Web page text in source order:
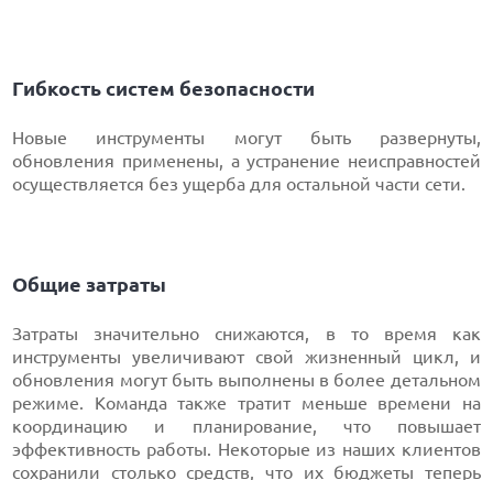
Гибкость систем безопасности
Новые инструменты могут быть развернуты,
обновления применены, а устранение неисправностей
осуществляется без ущерба для остальной части сети.
Общие затраты
Затраты значительно снижаются, в то время как
инструменты увеличивают свой жизненный цикл, и
обновления могут быть выполнены в более детальном
режиме. Команда также тратит меньше времени на
координацию и планирование, что повышает
эффективность работы. Некоторые из наших клиентов
сохранили столько средств, что их бюджеты теперь